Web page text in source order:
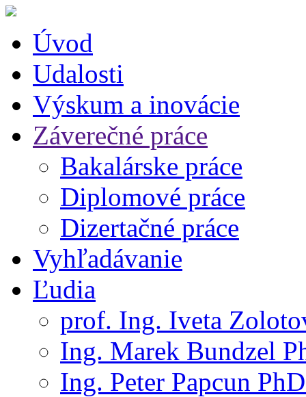
Úvod
Udalosti
Výskum a inovácie
Záverečné práce
Bakalárske práce
Diplomové práce
Dizertačné práce
Vyhľadávanie
Ľudia
prof. Ing. Iveta
Ing. Marek Bundzel
Ing. Peter Papcun